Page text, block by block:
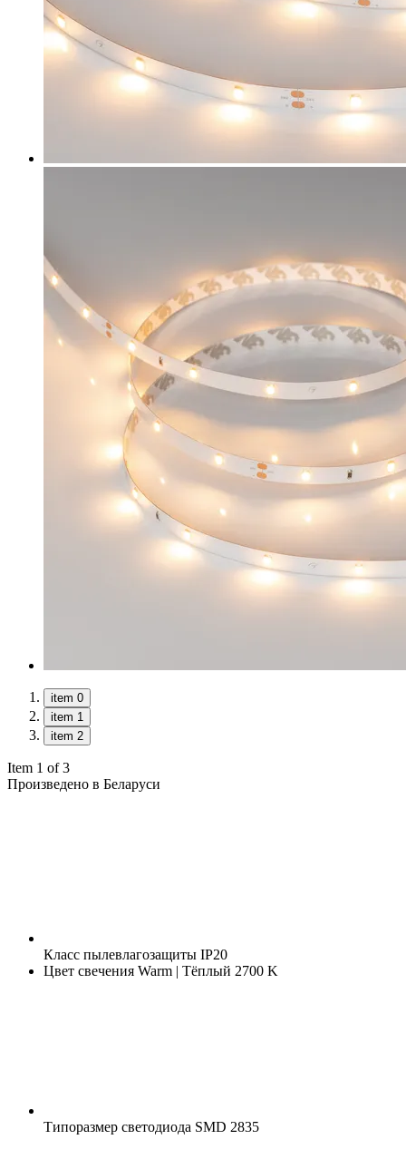
item 0
item 1
item 2
Item 1 of 3
Произведено в Беларуси
Класс пылевлагозащиты IP20
Цвет свечения Warm | Тёплый 2700 K
Типоразмер светодиода SMD 2835